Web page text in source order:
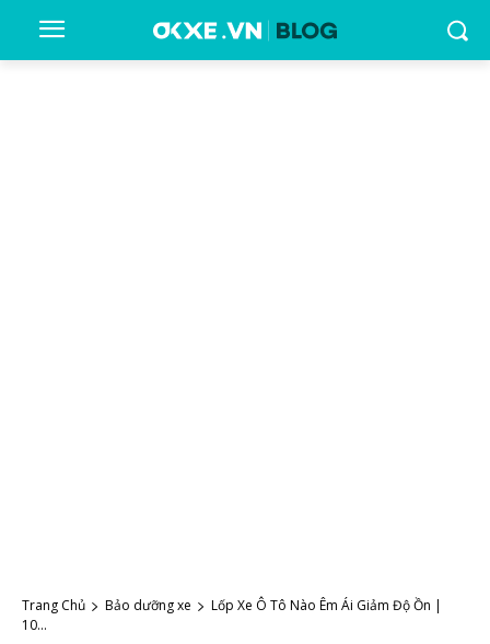
Trang Chủ Bảo dưỡng xe
Lốp Xe Ô Tô Nào Êm Ái Giảm Độ Ồn |
10...